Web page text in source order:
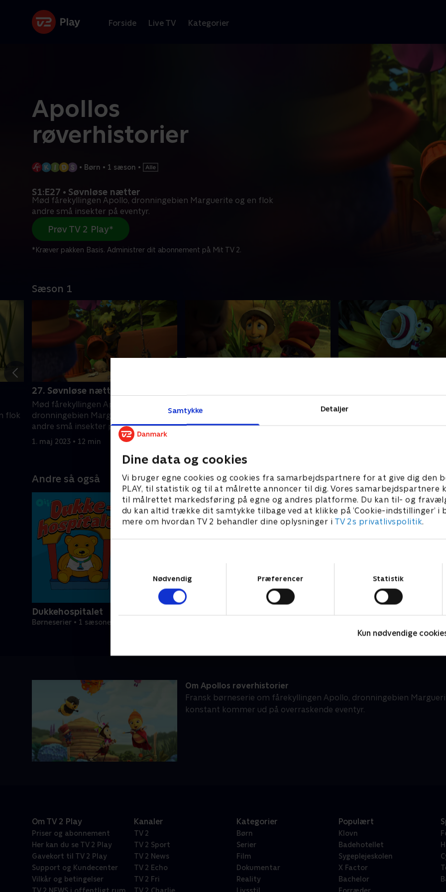
Samtykke Detaljer
Dine data og cookies
Vi bruger egne cookies og cookies fra samarbejdspartnere for at give dig den
PLAY, til statistik og til at målrette annoncer til dig. Vores samarbejdspartnere
til målrettet markedsføring på egne og andres platforme. Du kan til- og
du kan altid trække dit samtykke tilbage ved at klikke på ’Cookie-indstillinger’ i
mere om hvordan TV 2 behandler dine oplysninger i TV 2s privatlivspolitik.
Nødvendig
Præferencer Statistik
Kun nødvendige
Forside Live TV Kategorier
Apollos
røverhistorier
• Børn • 1 sæson •
S1:E27 • Søvnløse nætter
Mød fårekyllingen Apollo, dronningebien Marguerite og en flok
andre små insekter på eventyr.
Prøv TV 2 Play*
*Kræver pakken Basis. Administrer dit abonnement på Mit TV 2.
Sæson 1
flok
27. Søvnløse nætter
Mød fårekyllingen Apollo,
dronningebien Marguerite og en flok
andre små insekter på eventyr.
1. maj 2023 • 12 min
dronningebien Marguerite og en flok
andre små insekter på eventyr.
Mød fårekyllingen Apollo,
dronningebien Marguerite
Andre så også
Dukkehospitalet
Børneserier • 1 sæsoner
Om Apollos røverhistorier
Fransk børneserie om fårekyllingen Apollo, dronningebien
konstant kommer ud på overraskende eventyr.
Om TV 2 Play
Priser og abonnement
Her kan du se TV 2 Play
Gavekort til TV 2 Play
Support og Kundecenter
Vilkår og betingelser
Kanaler
TV 2
TV 2 Sport
TV 2 News
TV 2 Echo
TV 2 Fri
Kategorier
Børn
Serier
Film
Dokumentar
Reality
Populært
Klovn
Badehotellet
Sygeplejeskolen
X Factor
Bachelor